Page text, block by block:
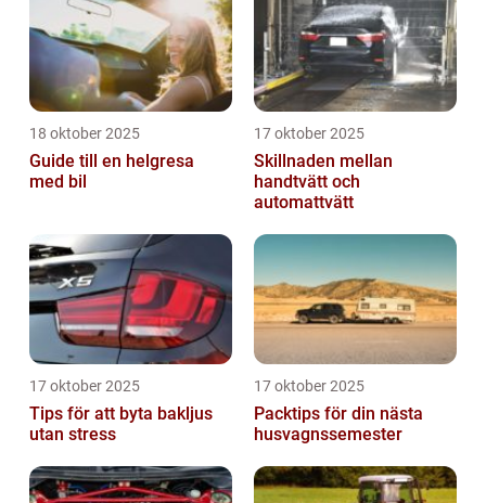
18 oktober 2025
Guide till en helgresa
med bil
17 oktober 2025
Skillnaden mellan
handtvätt och
automattvätt
17 oktober 2025
Tips för att byta bakljus
utan stress
17 oktober 2025
Packtips för din nästa
husvagnssemester